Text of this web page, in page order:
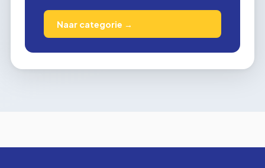
Naar categorie →